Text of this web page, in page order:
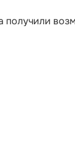
получили